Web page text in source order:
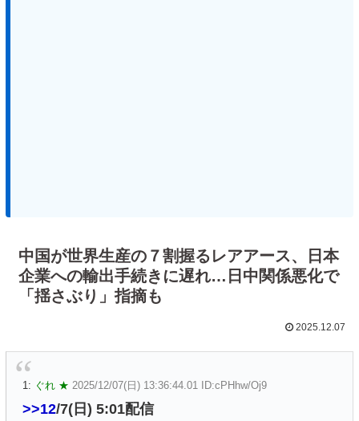
中国が世界生産の７割握るレアアース、日本
企業への輸出手続きに遅れ…日中関係悪化で
「揺さぶり」指摘も
2025.12.07
1: ぐれ ★ 2025/12/07(日) 13:36:44.01 ID:cPHhw/Oj9
>>12/7(日) 5:01配信